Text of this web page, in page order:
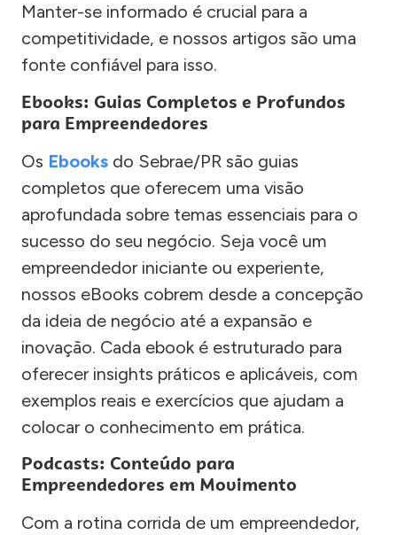
Manter-se informado é crucial para a
competitividade, e nossos artigos são uma
fonte confiável para isso.
Ebooks: Guias Completos e Profundos
para Empreendedores
Os Ebooks do Sebrae/PR são guias
completos que oferecem uma visão
aprofundada sobre temas essenciais para o
sucesso do seu negócio. Seja você um
empreendedor iniciante ou experiente,
nossos eBooks cobrem desde a concepção
da ideia de negócio até a expansão e
inovação. Cada ebook é estruturado para
oferecer insights práticos e aplicáveis, com
exemplos reais e exercícios que ajudam a
colocar o conhecimento em prática.
Podcasts: Conteúdo para
Empreendedores em Movimento
Com a rotina corrida de um empreendedor,